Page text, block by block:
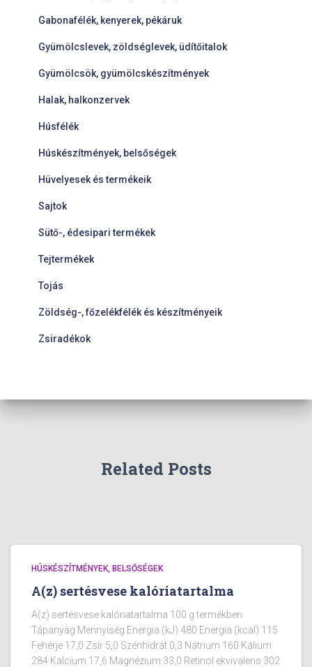
Gabonafélék, kenyerek, pékáruk
Gyümölcslevek, zöldséglevek, üdítőitalok
Gyümölcsök, gyümölcskészítmények
Halak, halkonzervek
Húsfélék
Húskészítmények, belsőségek
Hüvelyesek és termékeik
Sajtok
Sütő-, édesipari termékek
Tejtermékek
Tojás
Zöldség-, főzelékfélék és készítményeik
Zsiradékok
Related Posts
HÚSKÉSZÍTMÉNYEK, BELSŐSÉGEK
A(z) sertésvese kalóriatartalma
A(z) sertésvese kalóriatartalma 100 g termékben
Tápanyag Mennyiség Energia (kJ) 480 Energia (kcal) 115
Fehérje 17,0 Zsír 5,0 Szénhidrát 0,3 Nátrium 160 Kálium
284 Kalcium 17,6 Magnézium 33,0 Retinol ekvivalens 302